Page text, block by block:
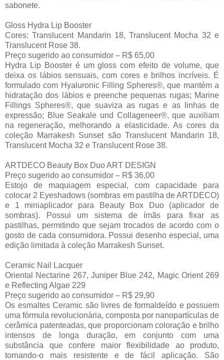
sabonete.
Gloss Hydra Lip Booster
Cores: Translucent Mandarin 18, Translucent Mocha 32 e
Translucent Rose 38.
Preço sugerido ao consumidor – R$ 65,00
Hydra Lip Booster é um gloss com efeito de volume, que
deixa os lábios sensuais, com cores e brilhos incríveis. É
formulado com Hyaluronic Filling Spheres®, que mantém a
hidratação dos lábios e preenche pequenas rugas; Marine
Fillings Spheres®, que suaviza as rugas e as linhas de
expressão; Blue Seakale und Collageneer®, que auxiliam
na regeneração, melhorando a elasticidade. As cores da
coleção Marrakesh Sunset são Translucent Mandarin 18,
Translucent Mocha 32 e Translucent Rose 38.
ARTDECO Beauty Box Duo ART DESIGN
Preço sugerido ao consumidor – R$ 36,00
Estojo de maquiagem especial, com capacidade para
colocar 2 Eyeshadows (sombras em pastilha de ARTDECO)
e 1 miniaplicador para Beauty Box Duo (aplicador de
sombras). Possui um sistema de ímãs para fixar as
pastilhas, permitindo que sejam trocados de acordo com o
gosto de cada consumidora. Possui desenho especial, uma
edição limitada à coleção Marrakesh Sunset.
Ceramic Nail Lacquer
Oriental Nectarine 267, Juniper Blue 242, Magic Orient 269
e Reflecting Algae 229
Preço sugerido ao consumidor – R$ 29,90
Os esmaltes Ceramic são livres de formaldeído e possuem
uma fórmula revolucionária, composta por nanopartículas de
cerâmica patenteadas, que proporcionam coloração e brilho
intensos de longa duração, em conjunto com uma
substância que confere maior flexibilidade ao produto,
tornando-o mais resistente e de fácil aplicação. São